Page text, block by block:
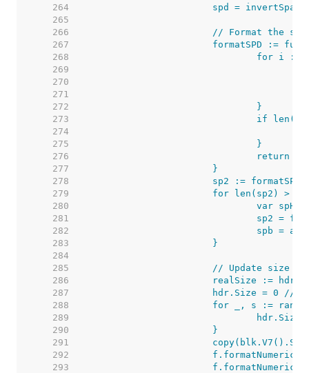
   264
   265
   266
   267
   268
   269
   270
   271
   272
   273
   274
   275
   276
   277
   278
   279
   280
   281
   282
   283
   284
   285
   286
   287
   288
   289
   290
   291
   292
   293